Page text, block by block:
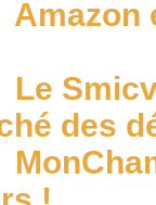
Amazon
Le
des